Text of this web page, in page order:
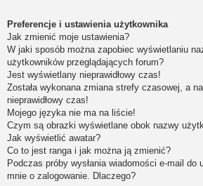
Preferencje i ustawienia użytkownika
Jak zmienić moje ustawienia?
W jaki sposób można zapobiec wyświetlaniu
użytkowników przeglądających forum?
Jest wyświetlany nieprawidłowy czas!
Została wykonana zmiana strefy czasowej, a
nieprawidłowy czas!
Mojego języka nie ma na liście!
Czym są obrazki wyświetlane obok nazwy
Jak wyświetlić awatar?
Co to jest ranga i jak można ją zmienić?
Podczas próby wysłania wiadomości e-mail do
mnie o zalogowanie. Dlaczego?